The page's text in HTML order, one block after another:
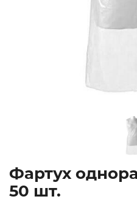
Фартух
50 шт.